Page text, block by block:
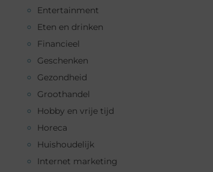
Entertainment
Eten en drinken
Financieel
Geschenken
Gezondheid
Groothandel
Hobby en vrije tijd
Horeca
Huishoudelijk
Internet marketing